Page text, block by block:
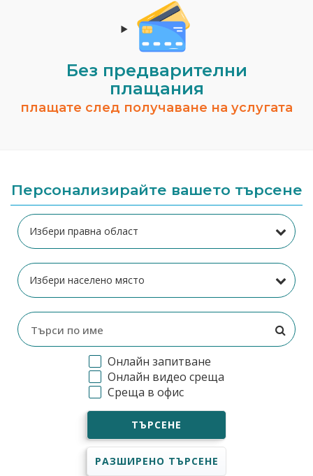
Без предварителни
плащания
плащате след получаване на услугата
Персонализирайте вашето търсене
Онлайн запитване
Онлайн видео среща
Среща в офис
ТЪРСЕНЕ
РАЗШИРЕНО ТЪРСЕНЕ